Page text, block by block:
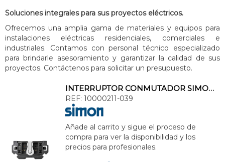
Soluciones integrales para sus proyectos eléctricos.
Ofrecemos una amplia gama de materiales y equipos para
instalaciones eléctricas residenciales, comerciales e
industriales. Contamos con personal técnico especializado
para brindarle asesoramiento y garantizar la calidad de sus
proyectos. Contáctenos para solicitar un presupuesto.
INTERRUPTOR CONMUTADOR SIMON 100 PULSANTE 16AX
REF: 10000211-039
Añade al carrito y sigue el proceso de
compra para ver la disponibilidad y los
precios para profesionales.